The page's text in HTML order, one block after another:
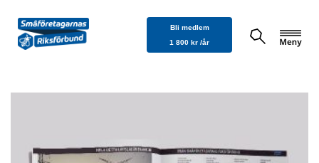
innehåll
Bli medlem
1 800 kr /år